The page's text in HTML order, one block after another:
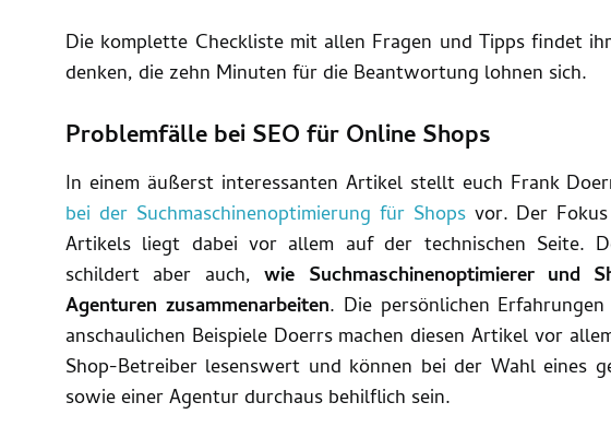
Die komplette Checkliste mit allen Fragen und Tipps findet
denken, die zehn Minuten für die Beantwortung lohnen sich.
Problemfälle bei SEO für Online Shops
In einem äußerst interessanten Artikel stellt euch Frank
bei der Suchmaschinenoptimierung für Shopsvor. Der
Artikels liegt dabei vor allem auf der technischen Seite.
schildert aber auch,wie Suchmaschinenoptimierer und
Agenturen zusammenarbeiten. Die persönlichen
anschaulichen Beispiele Doerrs machen diesen Artikel vor
Shop-Betreiber lesenswert und können bei der Wahl eines
sowie einer Agentur durchaus behilflich sein.